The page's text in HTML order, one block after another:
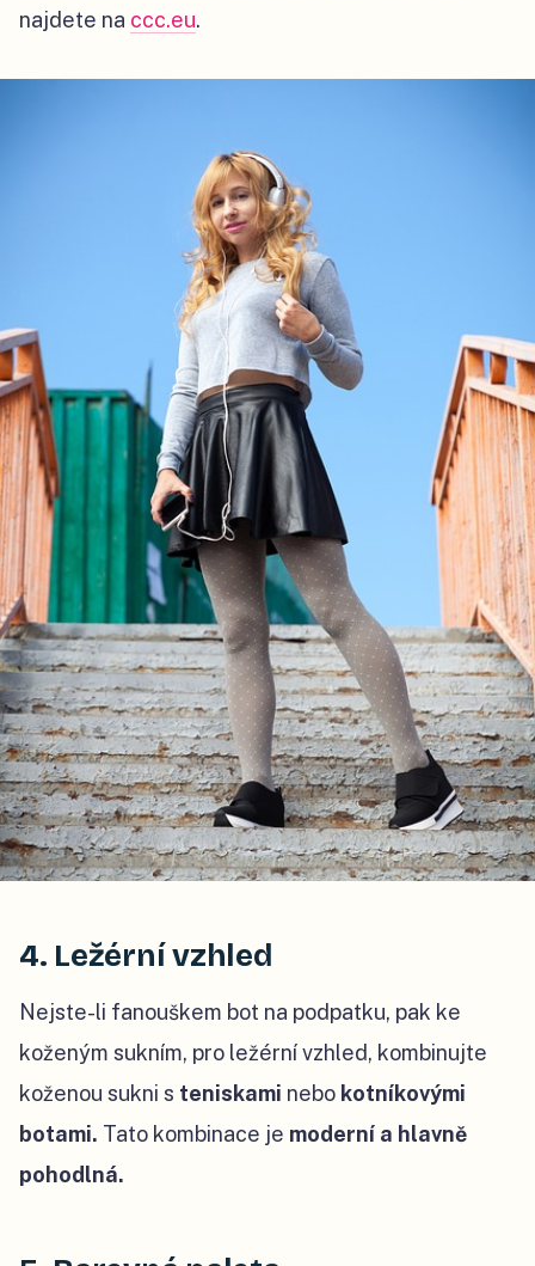
najdete na ccc.eu.
4. Ležérní vzhled
Nejste-li fanouškem bot na podpatku, pak ke
koženým sukním, pro ležérní vzhled, kombinujte
koženou sukni s teniskami nebo kotníkovými
botami. Tato kombinace je moderní a hlavně
pohodlná.